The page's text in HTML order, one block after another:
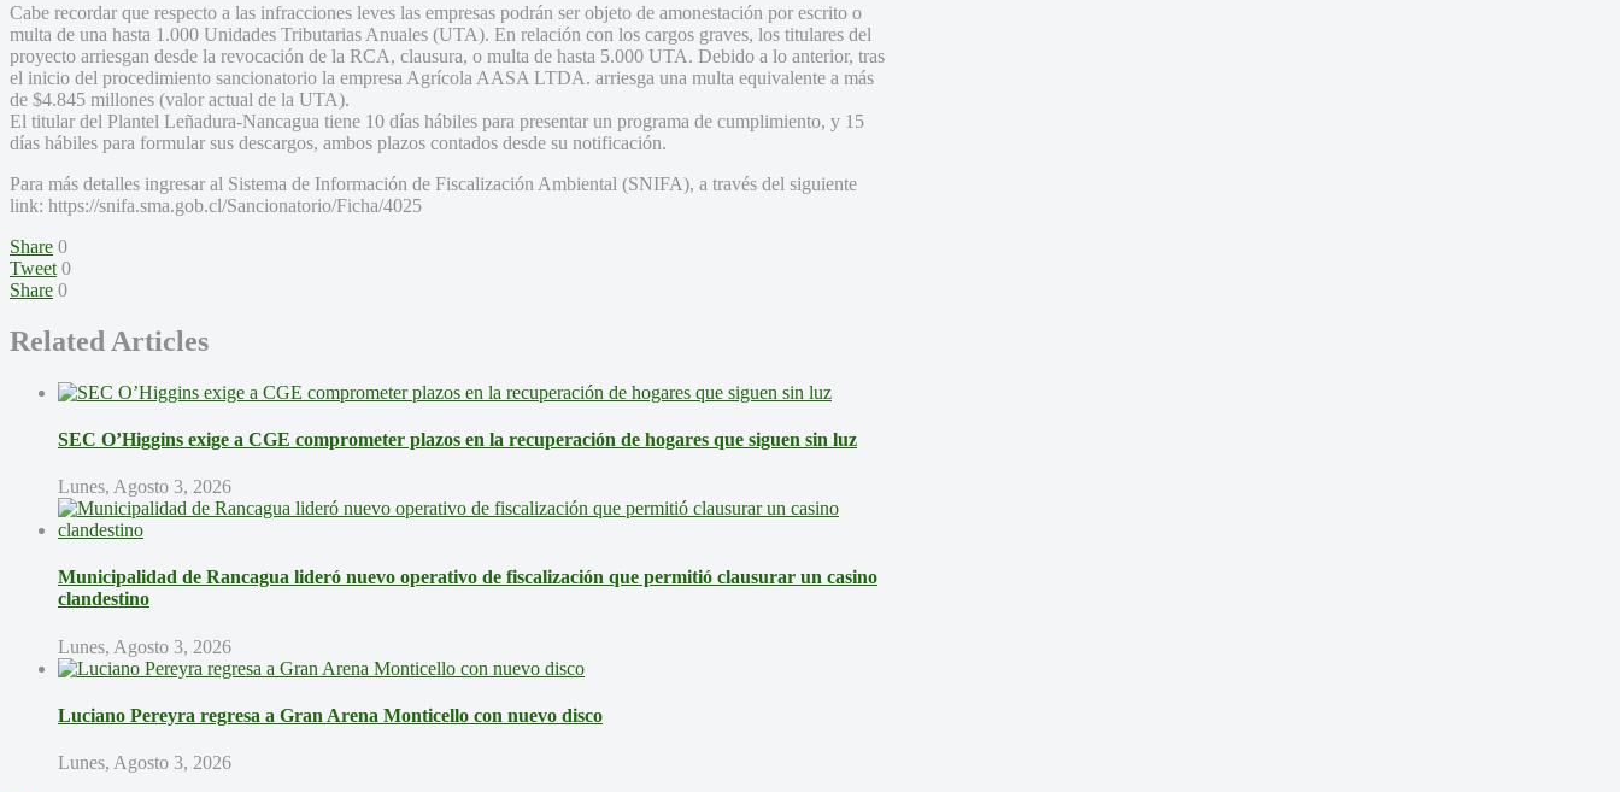
Cabe recordar que respecto a las infracciones leves las empresas podrán ser objeto de amonestación por escrito o
multa de una hasta 1.000 Unidades Tributarias Anuales (UTA). En relación con los cargos graves, los titulares del
proyecto arriesgan desde la revocación de la RCA, clausura, o multa de hasta 5.000 UTA. Debido a lo anterior, tras
el inicio del procedimiento sancionatorio la empresa Agrícola AASA LTDA. arriesga una multa equivalente a más
de $4.845 millones (valor actual de la UTA).
El titular del Plantel Leñadura-Nancagua tiene 10 días hábiles para presentar un programa de cumplimiento, y 15
días hábiles para formular sus descargos, ambos plazos contados desde su notificación.
Para más detalles ingresar al Sistema de Información de Fiscalización Ambiental (SNIFA), a través del siguiente
link: https://snifa.sma.gob.cl/Sancionatorio/Ficha/4025
Share 0
Tweet 0
Share 0
Related Articles
SEC O’Higgins exige a CGE comprometer plazos en la recuperación de hogares que siguen sin luz
Lunes, Agosto 3, 2026
Municipalidad de Rancagua lideró nuevo operativo de fiscalización que permitió clausurar un casino
clandestino
Lunes, Agosto 3, 2026
Luciano Pereyra regresa a Gran Arena Monticello con nuevo disco
Lunes, Agosto 3, 2026